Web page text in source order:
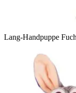
Lang-Handpuppe